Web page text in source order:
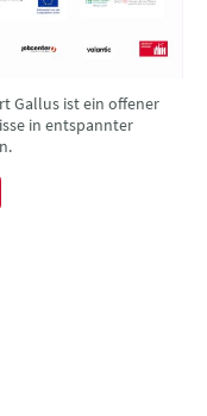
Gallus ist ein offener
in entspannter